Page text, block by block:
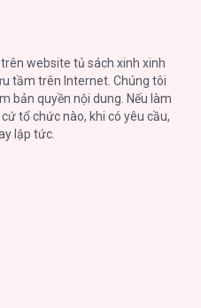
dàng
Hệ
website tủ sách xinh xinh
tầm trên Internet. Chúng tôi
bản quyền nội dung. Nếu làm
tổ chức nào, khi có yêu cầu,
lập tức.